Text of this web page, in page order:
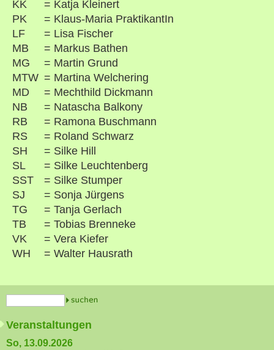
KK = Katja Kleinert
PK
= Klaus-Maria PraktikantIn
LF
= Lisa Fischer
MB
= Markus Bathen
MG
= Martin Grund
MTW = Martina Welchering
MD
= Mechthild Dickmann
NB
= Natascha Balkony
RB
= Ramona Buschmann
RS
= Roland Schwarz
SH
= Silke Hill
SL
= Silke Leuchtenberg
SST
= Silke Stumper
SJ
= Sonja Jürgens
TG
= Tanja Gerlach
TB
= Tobias Brenneke
VK
= Vera Kiefer
WH
= Walter Hausrath
Veranstaltungen
So, 13.09.2026